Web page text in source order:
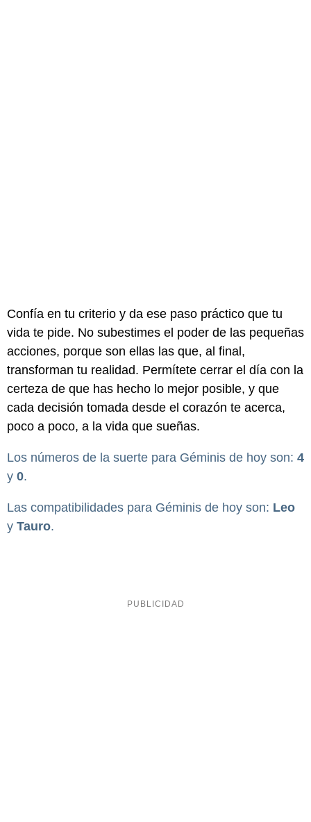
Confía en tu criterio y da ese paso práctico que tu
vida te pide. No subestimes el poder de las pequeñas
acciones, porque son ellas las que, al final,
transforman tu realidad. Permítete cerrar el día con la
certeza de que has hecho lo mejor posible, y que
cada decisión tomada desde el corazón te acerca,
poco a poco, a la vida que sueñas.
Los números de la suerte para Géminis de hoy son: 4
y 0.
Las compatibilidades para Géminis de hoy son: Leo
y Tauro.